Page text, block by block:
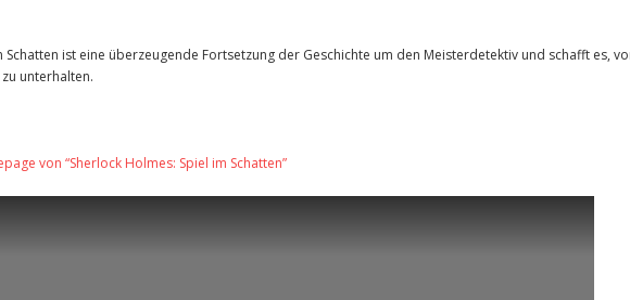
Schatten ist eine überzeugende Fortsetzung der Geschichte um den Meisterdetektiv und schafft es,
unterhalten.
von “Sherlock Holmes: Spiel im Schatten”